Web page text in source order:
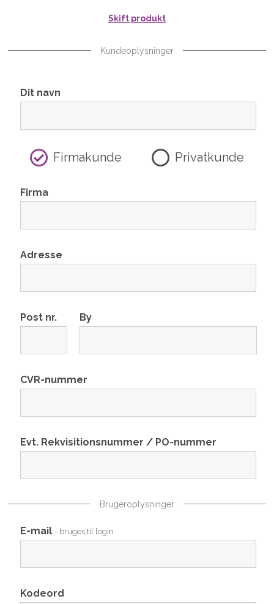
Skift produkt
Kundeoplysninger
Dit navn
Firmakunde Privatkunde
Firma
Adresse
Post nr. By
CVR-nummer
Evt. Rekvisitionsnummer / PO-nummer
Brugeroplysninger
E-mail - bruges til login
Kodeord